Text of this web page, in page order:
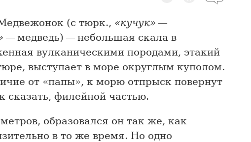
(с тюрк., «кучук» —
— медведь) — небольшая скала в
вулканическими породами, этакий
выступает в море округлым куполом.
от «папы», к морю отпрыск повернут
сказать, филейной частью.
образовался он так же, как
в то же время. Но одно